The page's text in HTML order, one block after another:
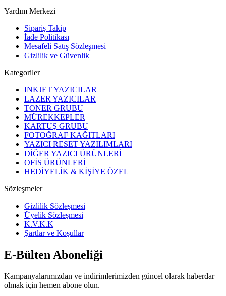
Yardım Merkezi
Sipariş Takip
İade Politikası
Mesafeli Satış Sözleşmesi
Gizlilik ve Güvenlik
Kategoriler
INKJET YAZICILAR
LAZER YAZICILAR
TONER GRUBU
MÜREKKEPLER
KARTUŞ GRUBU
FOTOĞRAF KAĞITLARI
YAZICI RESET YAZILIMLARI
DİĞER YAZICI ÜRÜNLERİ
OFİS ÜRÜNLERİ
HEDİYELİK & KİŞİYE ÖZEL
Sözleşmeler
Gizlilik Sözleşmesi
Üyelik Sözleşmesi
K.V.K.K
Şartlar ve Koşullar
E-Bülten Aboneliği
Kampanyalarımızdan ve indirimlerimizden güncel olarak haberdar
olmak için hemen abone olun.